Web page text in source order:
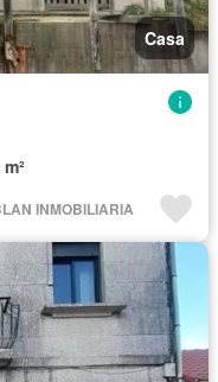
Casa
INMOBILIARIA